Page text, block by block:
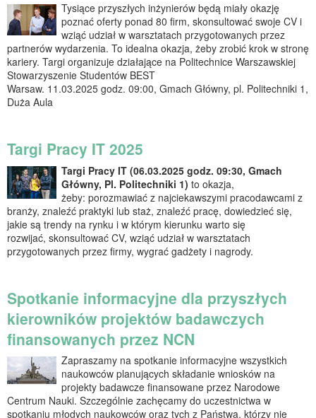
Tysiące przyszłych inżynierów będą miały okazję
poznać oferty ponad 80 firm, skonsultować swoje CV i
wziąć udział w warsztatach przygotowanych przez
partnerów wydarzenia. To idealna okazja, żeby zrobić krok w stronę
kariery. Targi organizuje działające na Politechnice Warszawskiej
Stowarzyszenie Studentów BEST
Warsaw. 11.03.2025 godz. 09:00, Gmach Główny, pl. Politechniki 1,
Duża Aula
Targi Pracy IT 2025
Targi Pracy IT (06.03.2025 godz. 09:30, Gmach
Główny, Pl. Politechniki 1) to okazja,
żeby: porozmawiać z najciekawszymi pracodawcami z
branży, znaleźć praktyki lub staż, znaleźć pracę, dowiedzieć się,
jakie są trendy na rynku i w którym kierunku warto się
rozwijać, skonsultować CV, wziąć udział w warsztatach
przygotowanych przez firmy, wygrać gadżety i nagrody.
Spotkanie informacyjne dla przyszłych
kierowników projektów badawczych
finansowanych przez NCN
Zapraszamy na spotkanie informacyjne wszystkich
naukowców planujących składanie wniosków na
projekty badawcze finansowane przez Narodowe
Centrum Nauki. Szczególnie zachęcamy do uczestnictwa w
spotkaniu młodych naukowców oraz tych z Państwa, którzy nie